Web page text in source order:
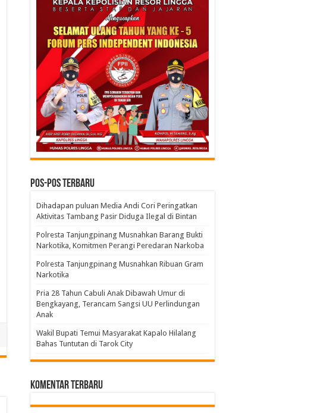
Pos-pos Terbaru
Dihadapan puluan Media Andi Cori Peringatkan
Aktivitas Tambang Pasir Diduga Ilegal di Bintan
Polresta Tanjungpinang Musnahkan Barang Bukti
Narkotika, Komitmen Perangi Peredaran Narkoba
Polresta Tanjungpinang Musnahkan Ribuan Gram
Narkotika
Pria 28 Tahun Cabuli Anak Dibawah Umur di
Bengkayang, Terancam Sangsi UU Perlindungan
Anak
Wakil Bupati Temui Masyarakat Kapalo Hilalang
Bahas Tuntutan di Tarok City
Komentar Terbaru